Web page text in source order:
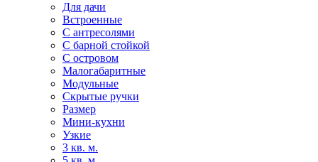
Для дачи
Встроенные
С антресолями
С барной стойкой
С островом
Малогабаритные
Модульные
Скрытые ручки
Размер
Мини-кухни
Узкие
3 кв. м.